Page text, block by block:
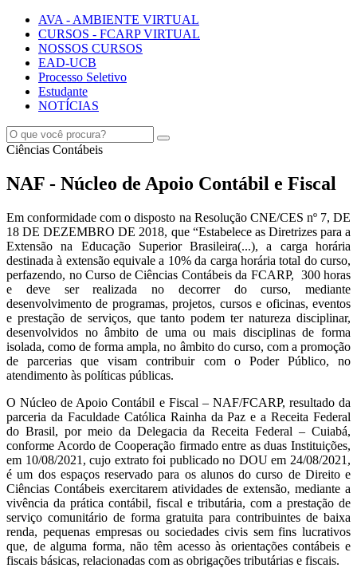
AVA - AMBIENTE VIRTUAL
CURSOS - FCARP VIRTUAL
NOSSOS CURSOS
EAD-UCB
Processo Seletivo
Estudante
NOTÍCIAS
Ciências Contábeis
NAF - Núcleo de Apoio Contábil e Fiscal
Em conformidade com o disposto na Resolução CNE/CES nº 7, DE
18 DE DEZEMBRO DE 2018, que “Estabelece as Diretrizes para a
Extensão na Educação Superior Brasileira(...), a carga horária
destinada à extensão equivale a 10% da carga horária total do curso,
perfazendo, no Curso de Ciências Contábeis da FCARP, 300 horas
e deve ser realizada no decorrer do curso, mediante
desenvolvimento de programas, projetos, cursos e oficinas, eventos
e prestação de serviços, que tanto podem ter natureza disciplinar,
desenvolvidos no âmbito de uma ou mais disciplinas de forma
isolada, como de forma ampla, no âmbito do curso, com a promoção
de parcerias que visam contribuir com o Poder Público, no
atendimento às políticas públicas.
O Núcleo de Apoio Contábil e Fiscal – NAF/FCARP, resultado da
parceria da Faculdade Católica Rainha da Paz e a Receita Federal
do Brasil, por meio da Delegacia da Receita Federal – Cuiabá,
conforme Acordo de Cooperação firmado entre as duas Instituições,
em 10/08/2021, cujo extrato foi publicado no DOU em 24/08/2021,
é um dos espaços reservado para os alunos do curso de Direito e
Ciências Contábeis exercitarem atividades de extensão, mediante a
vivência da prática contábil, fiscal e tributária, com a prestação de
serviço comunitário de forma gratuita para contribuintes de baixa
renda, pequenas empresas ou sociedades civis sem fins lucrativos
que, de alguma forma, não têm acesso às orientações contábeis e
fiscais básicas, relacionadas com as obrigações tributárias e fiscais.